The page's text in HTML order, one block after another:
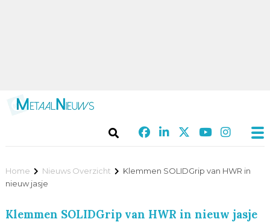
Home Nieuws Overzicht
Klemmen SOLIDGrip van HWR in
nieuw jasje
Klemmen SOLIDGrip van HWR in nieuw jasje